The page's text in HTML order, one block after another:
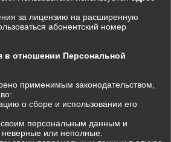
за лицензию на расширенную
абонентский номер
в отношении Персональной
применимым законодательством,
о сборе и использовании его
своим персональным данным и
неверные или неполные.